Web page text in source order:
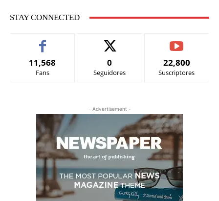
STAY CONNECTED
11,568
Fans
0
Seguidores
22,800
Suscriptores
- Advertisement -